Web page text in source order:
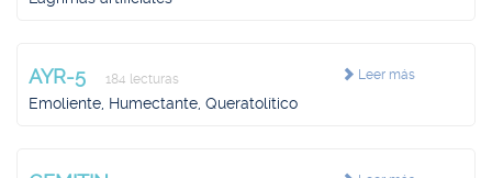
Leer más
AYR-5 184 lecturas
Emoliente, Humectante, Queratolítico